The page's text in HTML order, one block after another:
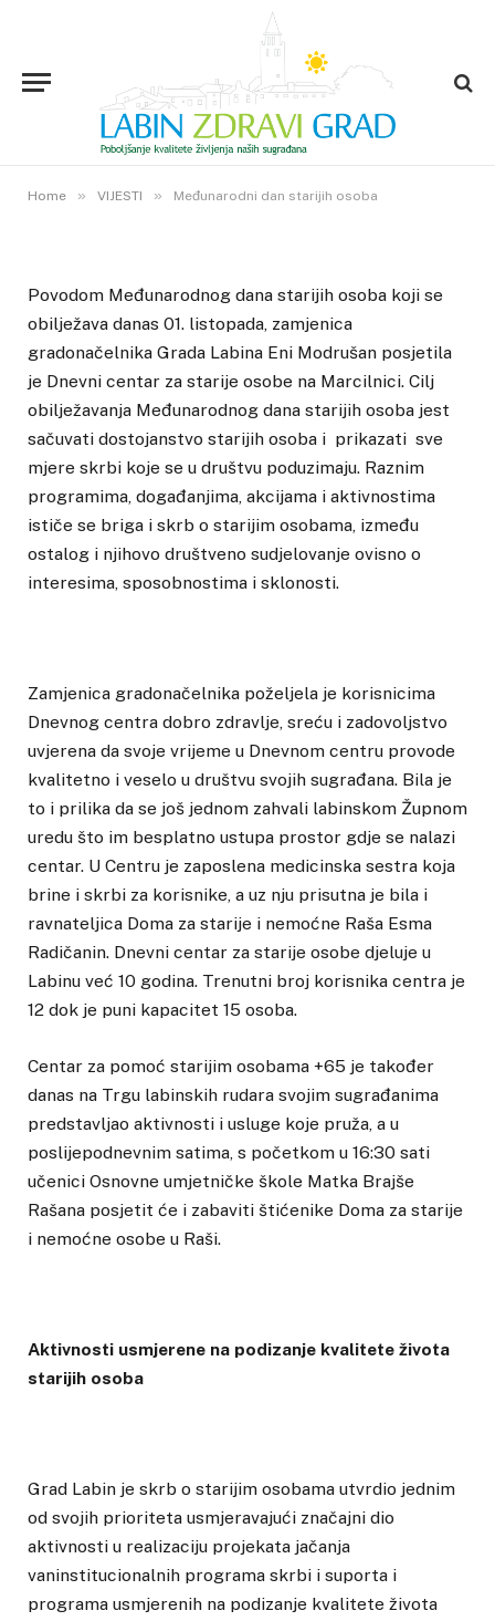
Home » VIJESTI » Međunarodni dan starijih osoba
Međunarodni dan starijih osoba
1. LISTOPADA 2015. 3VIEWS
Povodom Međunarodnog dana starijih osoba koji se
obilježava danas 01. listopada, zamjenica
gradonačelnika Grada Labina Eni Modrušan posjetila
je Dnevni centar za starije osobe na Marcilnici. Cilj
obilježavanja Međunarodnog dana starijih osoba jest
sačuvati dostojanstvo starijih osoba i prikazati sve
mjere skrbi koje se u društvu poduzimaju. Raznim
programima, događanjima, akcijama i aktivnostima
ističe se briga i skrb o starijim osobama, između
ostalog i njihovo društveno sudjelovanje ovisno o
interesima, sposobnostima i sklonosti.
Zamjenica gradonačelnika poželjela je korisnicima
Dnevnog centra dobro zdravlje, sreću i zadovoljstvo
uvjerena da svoje vrijeme u Dnevnom centru provode
kvalitetno i veselo u društvu svojih sugrađana. Bila je
to i prilika da se još jednom zahvali labinskom Župnom
uredu što im besplatno ustupa prostor gdje se nalazi
centar. U Centru je zaposlena medicinska sestra koja
brine i skrbi za korisnike, a uz nju prisutna je bila i
ravnateljica Doma za starije i nemoćne Raša Esma
Radičanin. Dnevni centar za starije osobe djeluje u
Labinu već 10 godina. Trenutni broj korisnika centra je
12 dok je puni kapacitet 15 osoba.
Centar za pomoć starijim osobama +65 je također
danas na Trgu labinskih rudara svojim sugrađanima
predstavljao aktivnosti i usluge koje pruža, a u
poslijepodnevnim satima, s početkom u 16:30 sati
učenici Osnovne umjetničke škole Matka Brajše
Rašana posjetit će i zabaviti štićenike Doma za starije
i nemoćne osobe u Raši.
Aktivnosti usmjerene na podizanje kvalitete života
starijih osoba
Grad Labin je skrb o starijim osobama utvrdio jednim
od svojih prioriteta usmjeravajući značajni dio
aktivnosti u realizaciju projekata jačanja
vaninstitucionalnih programa skrbi i suporta i
programa usmjerenih na podizanje kvalitete života